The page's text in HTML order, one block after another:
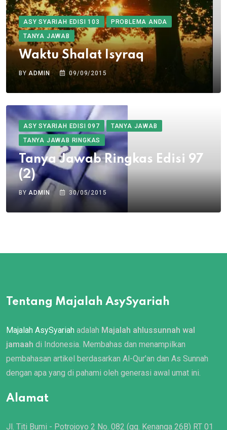
ASY SYARIAH EDISI 103
PROBLEMA ANDA
TANYA JAWAB
Waktu Shalat Isyraq
BYADMIN 09/09/2015
ASY SYARIAH EDISI 097
TANYA JAWAB
TANYA JAWAB RINGKAS
Tanya Jawab Ringkas Edisi 97
(2)
BYADMIN 30/05/2015
Tentang Majalah AsySyariah
Majalah AsySyariah adalah Majalah ahlussunnah wal
jamaah di Indonesia. Membahas dan menampilkan
pembahasan artikel berdasarkan Al-Qur’an dan As Sunnah
dengan apa yang di pahami oleh generasi awal umat ini.
Alamat
Jl. Titi Bumi - Potrojoyo 2 No. 082 (gg. Kenanga 26B) RT 01